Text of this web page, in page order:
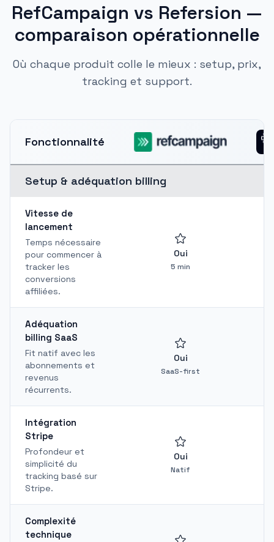
RefCampaign vs Refersion —
comparaison opérationnelle
Où chaque produit colle le mieux : setup, prix,
tracking et support.
Fonctionnalité
Setup & adéquation billing
Vitesse de
lancement
Temps nécessaire
pour commencer à
tracker les
conversions
affiliées.
Oui
5 min
Adéquation
billing SaaS
Fit natif avec les
abonnements et
revenus
récurrents.
Oui
SaaS-first
Intégration
Stripe
Profondeur et
simplicité du
tracking basé sur
Stripe.
Oui
Natif
Complexité
technique